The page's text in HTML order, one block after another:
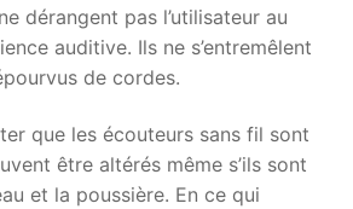
dérangent pas l’utilisateur au
auditive. Ils ne s’entremêlent
de cordes.
que les écouteurs sans fil sont
être altérés même s’ils sont
et la poussière. En ce qui